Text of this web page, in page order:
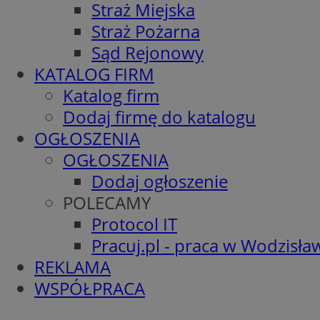
Straż Miejska
Straż Pożarna
Sąd Rejonowy
KATALOG FIRM
Katalog firm
Dodaj firmę do katalogu
OGŁOSZENIA
OGŁOSZENIA
Dodaj ogłoszenie
POLECAMY
Protocol IT
Pracuj.pl - praca w
REKLAMA
WSPÓŁPRACA